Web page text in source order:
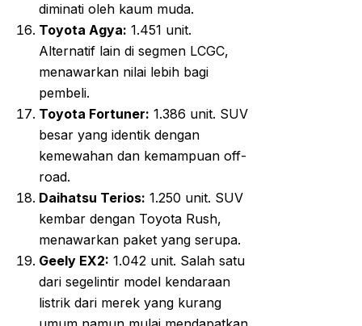
diminati oleh kaum muda.
Toyota Agya: 1.451 unit.
Alternatif lain di segmen LCGC,
menawarkan nilai lebih bagi
pembeli.
Toyota Fortuner: 1.386 unit. SUV
besar yang identik dengan
kemewahan dan kemampuan off-
road.
Daihatsu Terios: 1.250 unit. SUV
kembar dengan Toyota Rush,
menawarkan paket yang serupa.
Geely EX2: 1.042 unit. Salah satu
dari segelintir model kendaraan
listrik dari merek yang kurang